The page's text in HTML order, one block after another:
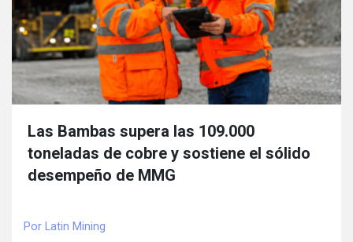
Las Bambas supera las 109.000
toneladas de cobre y sostiene el sólido
desempeño de MMG
Por Latin Mining